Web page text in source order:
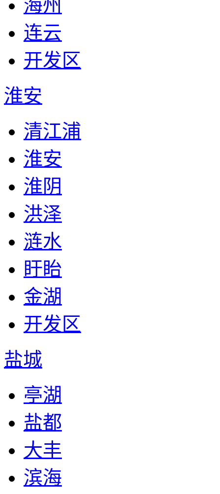
海州
连云
开发区
淮安
清江浦
淮安
淮阴
洪泽
涟水
盱眙
金湖
开发区
盐城
亭湖
盐都
大丰
滨海